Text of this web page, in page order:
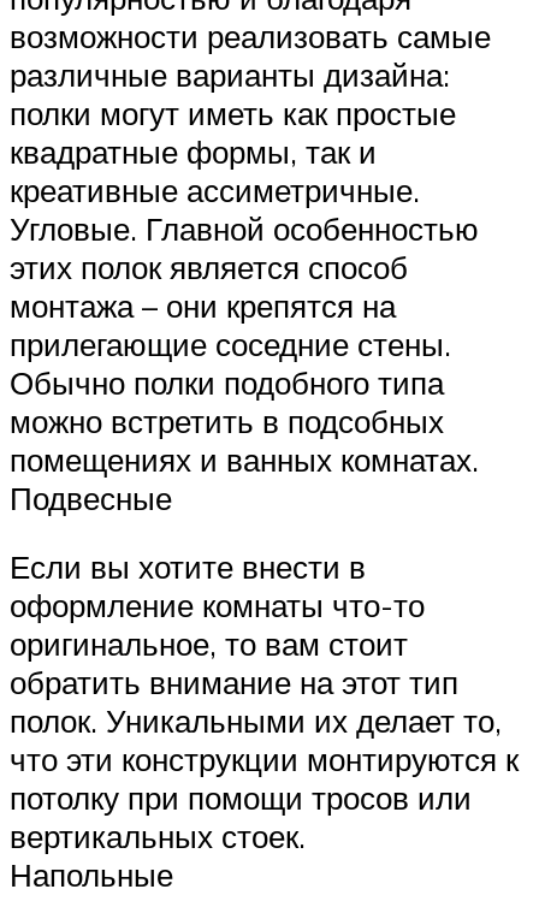
возможности реализовать самые
различные варианты дизайна:
полки могут иметь как простые
квадратные формы, так и
креативные ассиметричные.
Угловые. Главной особенностью
этих полок является способ
монтажа – они крепятся на
прилегающие соседние стены.
Обычно полки подобного типа
можно встретить в подсобных
помещениях и ванных комнатах.
Подвесные
Если вы хотите внести в
оформление комнаты что-то
оригинальное, то вам стоит
обратить внимание на этот тип
полок. Уникальными их делает то,
что эти конструкции монтируются к
потолку при помощи тросов или
вертикальных стоек.
Напольные